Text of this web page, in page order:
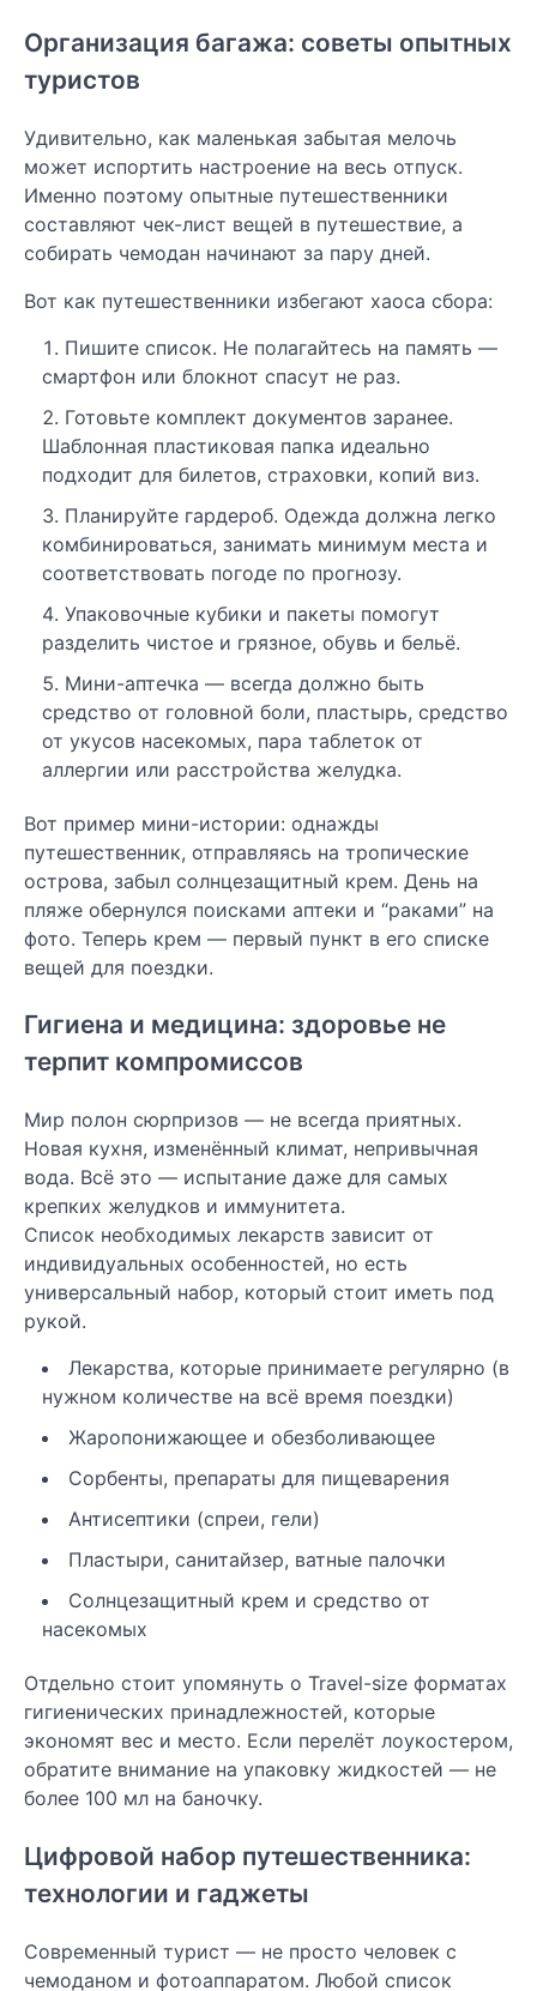
Организация багажа: советы опытных
туристов
Удивительно, как маленькая забытая мелочь
может испортить настроение на весь отпуск.
Именно поэтому опытные путешественники
составляют чек-лист вещей в путешествие, а
собирать чемодан начинают за пару дней.
Вот как путешественники избегают хаоса сбора:
Пишите список. Не полагайтесь на память —
смартфон или блокнот спасут не раз.
Готовьте комплект документов заранее.
Шаблонная пластиковая папка идеально
подходит для билетов, страховки, копий виз.
Планируйте гардероб. Одежда должна легко
комбинироваться, занимать минимум места и
соответствовать погоде по прогнозу.
Упаковочные кубики и пакеты помогут
разделить чистое и грязное, обувь и бельё.
Мини-аптечка — всегда должно быть
средство от головной боли, пластырь, средство
от укусов насекомых, пара таблеток от
аллергии или расстройства желудка.
Вот пример мини-истории: однажды
путешественник, отправляясь на тропические
острова, забыл солнцезащитный крем. День на
пляже обернулся поисками аптеки и “раками” на
фото. Теперь крем — первый пункт в его списке
вещей для поездки.
Гигиена и медицина: здоровье не
терпит компромиссов
Мир полон сюрпризов — не всегда приятных.
Новая кухня, изменённый климат, непривычная
вода. Всё это — испытание даже для самых
крепких желудков и иммунитета.
Список необходимых лекарств зависит от
индивидуальных особенностей, но есть
универсальный набор, который стоит иметь под
рукой.
Лекарства, которые принимаете регулярно (в
нужном количестве на всё время поездки)
Жаропонижающее и обезболивающее
Сорбенты, препараты для пищеварения
Антисептики (спреи, гели)
Пластыри, санитайзер, ватные палочки
Солнцезащитный крем и средство от
насекомых
Отдельно стоит упомянуть о Travel-size форматах
гигиенических принадлежностей, которые
экономят вес и место. Если перелёт лоукостером,
обратите внимание на упаковку жидкостей — не
более 100 мл на баночку.
Цифровой набор путешественника:
технологии и гаджеты
Современный турист — не просто человек с
чемоданом и фотоаппаратом. Любой список